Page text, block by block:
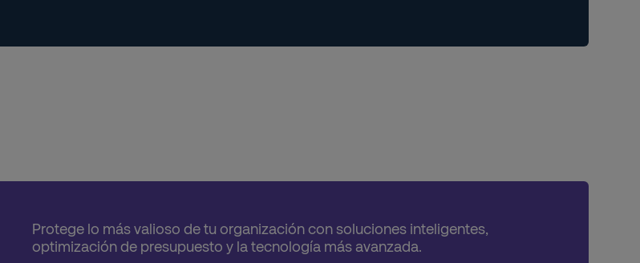
Protege lo más valioso de tu organización con soluciones inteligentes,
optimización de presupuesto y la tecnología más avanzada.